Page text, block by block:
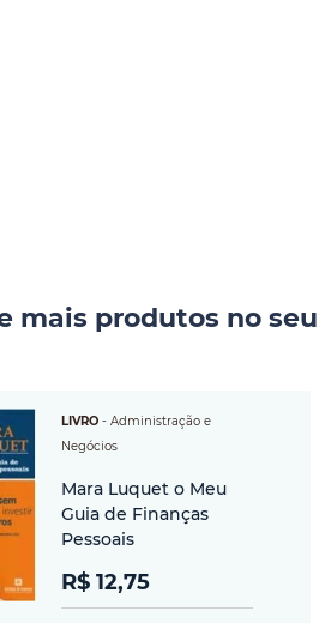
mais produtos no
LIVRO - Administração e
Negócios
Mara Luquet o Meu
Guia de Finanças
Pessoais
R$ 12,75